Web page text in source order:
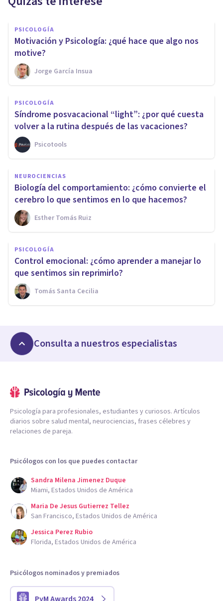
PSICOLOGÍA
Motivación y Psicología: ¿qué hace que algo nos
motive?
Jorge García Insua
PSICOLOGÍA
Síndrome posvacacional “light”: ¿por qué cuesta
volver a la rutina después de las vacaciones?
Psicotools
NEUROCIENCIAS
Biología del comportamiento: ¿cómo convierte el
cerebro lo que sentimos en lo que hacemos?
Esther Tomás Ruiz
PSICOLOGÍA
Control emocional: ¿cómo aprender a manejar lo
que sentimos sin reprimirlo?
Tomás Santa Cecilia
Consulta a nuestros especialistas
Psicología para profesionales, estudiantes y curiosos. Artículos
diarios sobre salud mental, neurociencias, frases célebres y
relaciones de pareja.
Psicólogos con los que puedes contactar
Sandra Milena Jimenez Duque
Miami, Estados Unidos de América
Maria De Jesus Gutierrez Tellez
San Francisco, Estados Unidos de América
Jessica Perez Rubio
Florida, Estados Unidos de América
Psicólogos nominados y premiados